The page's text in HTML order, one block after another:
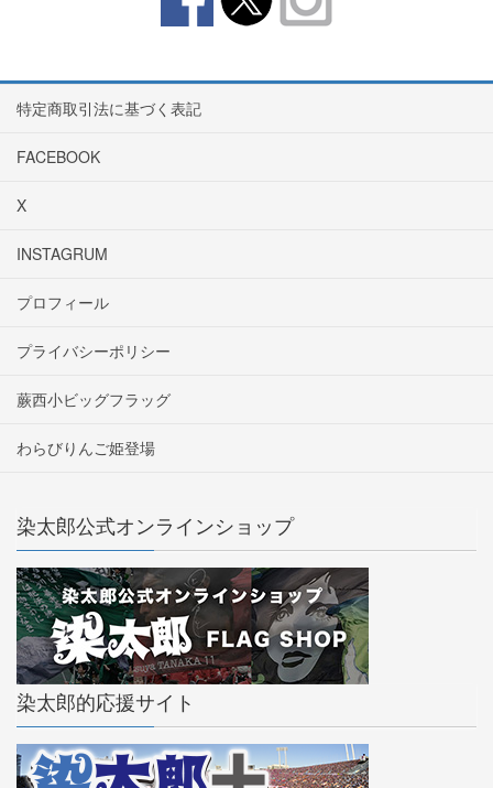
特定商取引法に基づく表記
FACEBOOK
X
INSTAGRUM
プロフィール
プライバシーポリシー
蕨西小ビッグフラッグ
わらびりんご姫登場
染太郎公式オンラインショップ
染太郎的応援サイト